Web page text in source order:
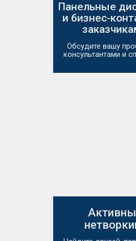
Панельные
и бизнес-
Обсудите вашу
консультантами и